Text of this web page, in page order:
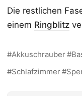
Die restlichen
einem Ringblitz
Akkuschrauber
Schlafzimmer